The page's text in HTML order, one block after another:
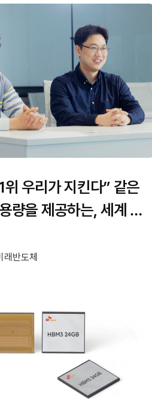
우리가 지킨다” 같은
량을 제공하는, 세계 최
개발 주역을 만나다
래반도체